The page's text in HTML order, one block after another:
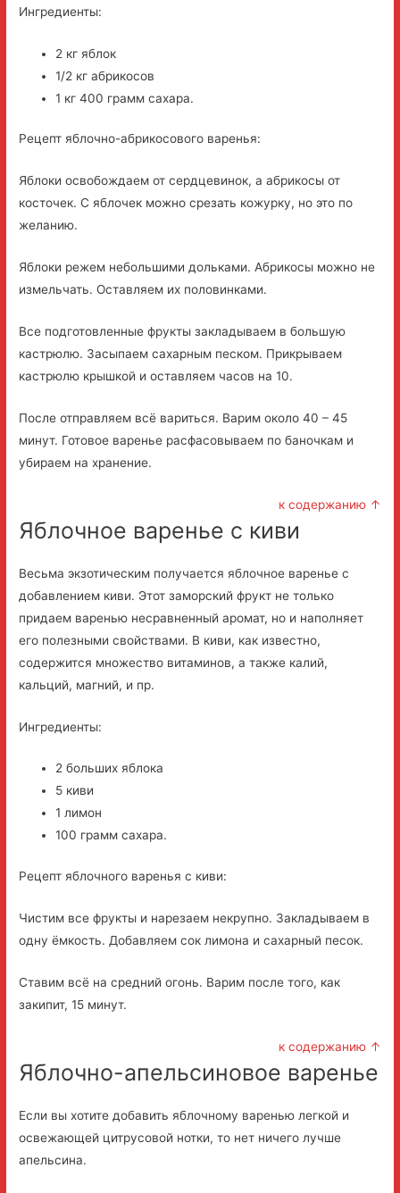
Ингредиенты:
2 кг яблок
1/2 кг абрикосов
1 кг 400 грамм сахара.
Рецепт яблочно-абрикосового варенья:
Яблоки освобождаем от сердцевинок, а абрикосы от
косточек. С яблочек можно срезать кожурку, но это по
желанию.
Яблоки режем небольшими дольками. Абрикосы можно не
измельчать. Оставляем их половинками.
Все подготовленные фрукты закладываем в большую
кастрюлю. Засыпаем сахарным песком. Прикрываем
кастрюлю крышкой и оставляем часов на 10.
После отправляем всё вариться. Варим около 40 – 45
минут. Готовое варенье расфасовываем по баночкам и
убираем на хранение.
к содержанию ↑
Яблочное варенье с киви
Весьма экзотическим получается яблочное варенье с
добавлением киви. Этот заморский фрукт не только
придаем варенью несравненный аромат, но и наполняет
его полезными свойствами. В киви, как известно,
содержится множество витаминов, а также калий,
кальций, магний, и пр.
Ингредиенты:
2 больших яблока
5 киви
1 лимон
100 грамм сахара.
Рецепт яблочного варенья с киви:
Чистим все фрукты и нарезаем некрупно. Закладываем в
одну ёмкость. Добавляем сок лимона и сахарный песок.
Ставим всё на средний огонь. Варим после того, как
закипит, 15 минут.
к содержанию ↑
Яблочно-апельсиновое варенье
Если вы хотите добавить яблочному варенью легкой и
освежающей цитрусовой нотки, то нет ничего лучше
апельсина.